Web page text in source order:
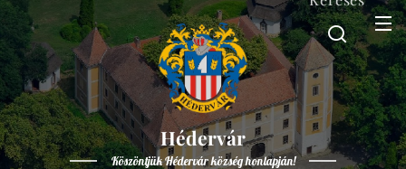
Hédervár
Köszöntjük Hédervár község honlapján!